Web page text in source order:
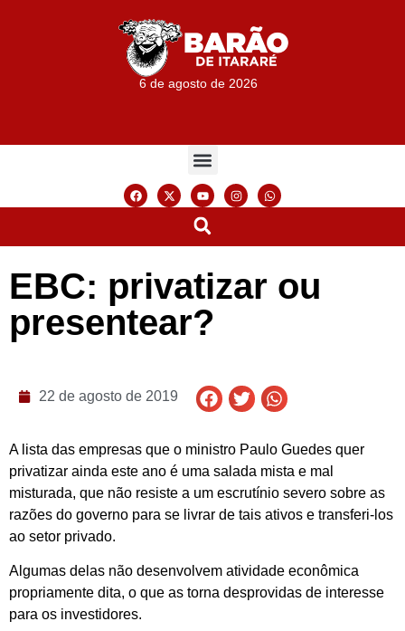
6 de agosto de 2026
EBC: privatizar ou
presentear?
22 de agosto de 2019
A lista das empresas que o ministro Paulo Guedes quer
privatizar ainda este ano é uma salada mista e mal
misturada, que não resiste a um escrutínio severo sobre as
razões do governo para se livrar de tais ativos e transferi-los
ao setor privado.
Algumas delas não desenvolvem atividade econômica
propriamente dita, o que as torna desprovidas de interesse
para os investidores.